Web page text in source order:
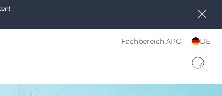
DE
wählen
Fachbereich APO